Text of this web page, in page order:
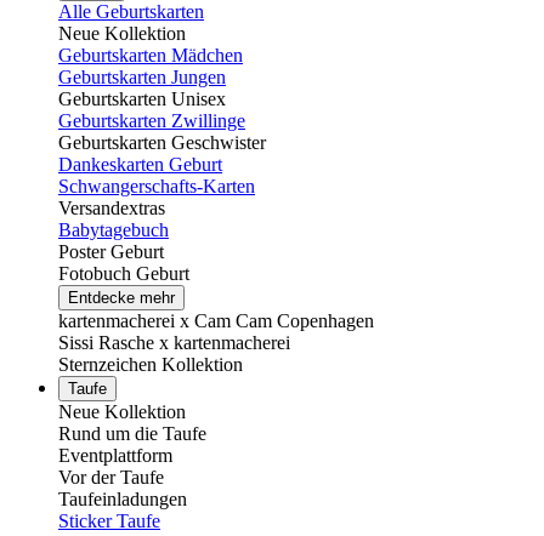
Alle Geburtskarten
Neue Kollektion
Geburtskarten Mädchen
Geburtskarten Jungen
Geburtskarten Unisex
Geburtskarten Zwillinge
Geburtskarten Geschwister
Dankeskarten Geburt
Schwangerschafts-Karten
Versandextras
Babytagebuch
Poster Geburt
Fotobuch Geburt
Entdecke mehr
kartenmacherei x Cam Cam Copenhagen
Sissi Rasche x kartenmacherei
Sternzeichen Kollektion
Taufe
Neue Kollektion
Rund um die Taufe
Eventplattform
Vor der Taufe
Taufeinladungen
Sticker Taufe